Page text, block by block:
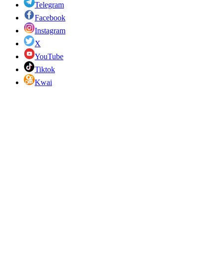
Telegram
Facebook
Instagram
X
YouTube
Tiktok
Kwai